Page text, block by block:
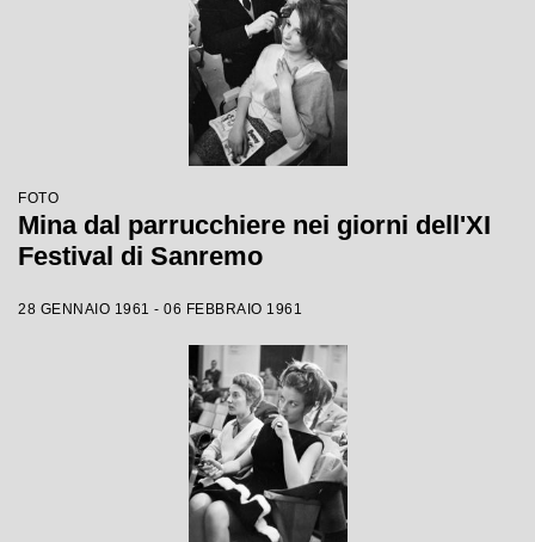
FOTO
Mina dal parrucchiere nei giorni dell'XI
Festival di Sanremo
28 GENNAIO 1961 - 06 FEBBRAIO 1961